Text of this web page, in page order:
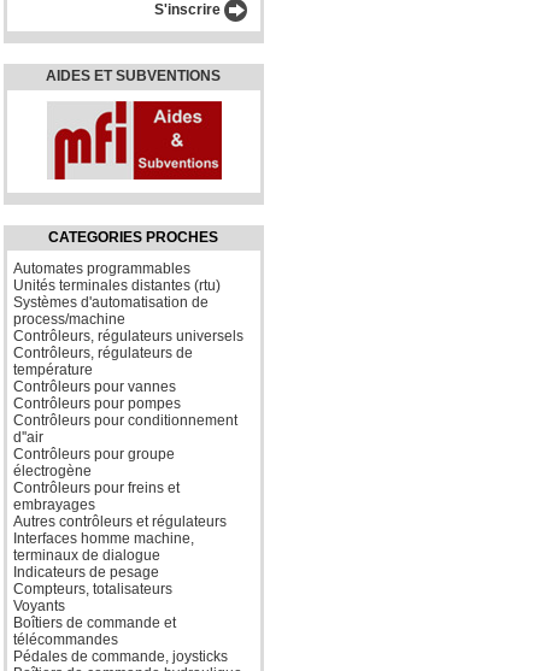
S'inscrire
AIDES ET SUBVENTIONS
CATEGORIES PROCHES
Automates programmables
Unités terminales distantes (rtu)
Systèmes d'automatisation de
process/machine
Contrôleurs, régulateurs universels
Contrôleurs, régulateurs de
température
Contrôleurs pour vannes
Contrôleurs pour pompes
Contrôleurs pour conditionnement
d''air
Contrôleurs pour groupe
électrogène
Contrôleurs pour freins et
embrayages
Autres contrôleurs et régulateurs
Interfaces homme machine,
terminaux de dialogue
Indicateurs de pesage
Compteurs, totalisateurs
Voyants
Boîtiers de commande et
télécommandes
Pédales de commande, joysticks